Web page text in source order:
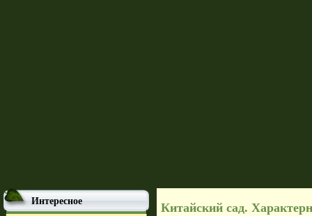
Интересное
Китайский сад.